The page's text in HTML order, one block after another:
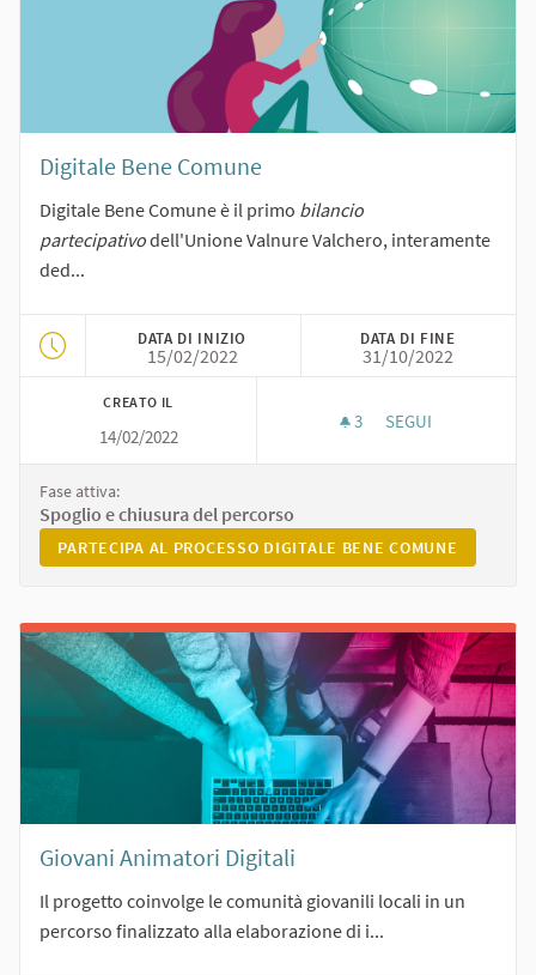
Digitale Bene Comune
Digitale Bene Comune è il primo bilancio
partecipativodell'Unione Valnure Valchero, interamente
ded...
DATA DI INIZIO
15/02/2022
DATA DI FINE
31/10/2022
CREATO IL
14/02/2022
3 3 SOSTENITORI
SEGUI
Fase attiva:
Spoglio e chiusura del percorso
PARTECIPA AL PROCESSO DIGITALE BENE COMUNE
PARTECIPA AL PROCESSO DIGITALE BENE COMUNE
Giovani Animatori Digitali
Il progetto coinvolge le comunità giovanili locali in un
percorso finalizzato alla elaborazione di i...